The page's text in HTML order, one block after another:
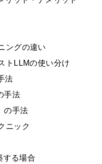
ングの違い
トLLMの使い分け
法
手法
の手法
ニック
する場合